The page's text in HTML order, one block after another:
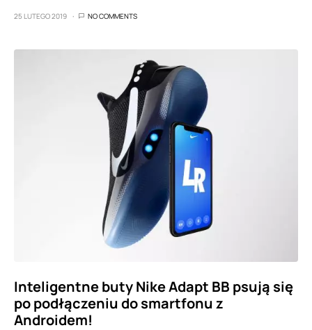
25 LUTEGO 2019 NO COMMENTS
Inteligentne buty Nike Adapt BB psują się
po podłączeniu do smartfonu z
Androidem!